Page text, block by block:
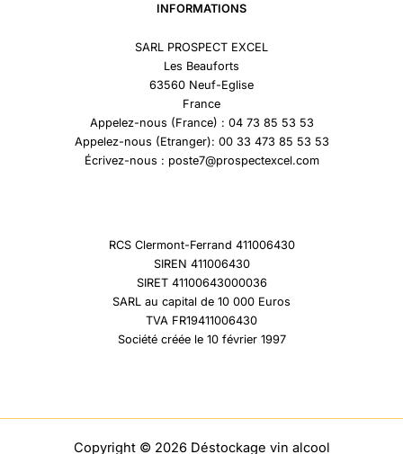
INFORMATIONS
SARL PROSPECT EXCEL
Les Beauforts
63560 Neuf-Eglise
France
Appelez-nous (France) : 04 73 85 53 53
Appelez-nous (Etranger): 00 33 473 85 53 53
Écrivez-nous : poste7@prospectexcel.com
RCS Clermont-Ferrand 411006430
SIREN 411006430
SIRET 41100643000036
SARL au capital de 10 000 Euros
TVA FR19411006430
Société créée le 10 février 1997
Copyright © 2026 Déstockage vin alcool